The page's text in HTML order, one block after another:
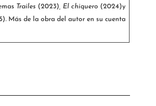
Trailes (2023) , El chiquero (2024)y
. Más de la obra del autor en su cuenta